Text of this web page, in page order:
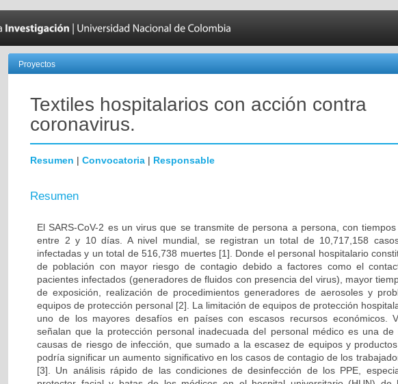
Proyectos
Textiles hospitalarios con acción contra
coronavirus.
Resumen | Convocatoria | Responsable
Resumen
El SARS-CoV-2 es un virus que se transmite de persona a persona, con
entre 2 y 10 días. A nivel mundial, se registran un total de 10,717,158
infectadas y un total de 516,738 muertes [1]. Donde el personal hospitalario
de población con mayor riesgo de contagio debido a factores como el
pacientes infectados (generadores de fluidos con presencia del virus), mayor
de exposición, realización de procedimientos generadores de aerosoles y
equipos de protección personal [2]. La limitación de equipos de protección
uno de los mayores desafíos en países con escasos recursos económicos.
señalan que la protección personal inadecuada del personal médico es una de
causas de riesgo de infección, que sumado a la escasez de equipos y
podría significar un aumento significativo en los casos de contagio de los
[3]. Un análisis rápido de las condiciones de desinfección de los PPE,